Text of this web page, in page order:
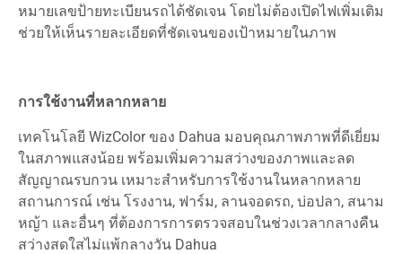
หมายเลขป้ายทะเบียนรถได้ชัดเจน โดยไม่ต้องเปิดไฟเพิ่มเติม
ช่วยให้เห็นรายละเอียดที่ชัดเจนของเป้าหมายในภาพ
การใช้งานที่หลากหลาย
เทคโนโลยี WizColor ของ Dahua มอบคุณภาพภาพที่ดีเยี่ยม
ในสภาพแสงน้อย พร้อมเพิ่มความสว่างของภาพและลด
สัญญาณรบกวน เหมาะสำหรับการใช้งานในหลากหลาย
สถานการณ์ เช่น โรงงาน, ฟาร์ม, ลานจอดรถ, บ่อปลา, สนาม
หญ้า และอื่นๆ ที่ต้องการการตรวจสอบในช่วงเวลากลางคืน
สว่างสดใสไม่แพ้กลางวัน Dahua